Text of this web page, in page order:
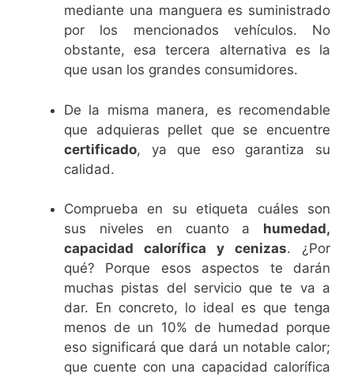
mediante una manguera es suministrado
por los mencionados vehículos. No
obstante, esa tercera alternativa es la
que usan los grandes consumidores.
De la misma manera, es recomendable
que adquieras pellet que se encuentre
certificado, ya que eso garantiza su
calidad.
Comprueba en su etiqueta cuáles son
sus niveles en cuanto a humedad,
capacidad calorífica y cenizas. ¿Por
qué? Porque esos aspectos te darán
muchas pistas del servicio que te va a
dar. En concreto, lo ideal es que tenga
menos de un 10% de humedad porque
eso significará que dará un notable calor;
que cuente con una capacidad calorífica